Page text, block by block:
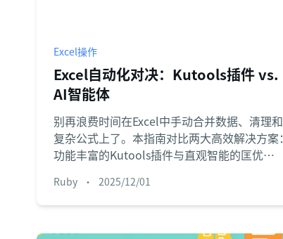
Excel操作
Excel自动化对决：Kutools插件 vs.
AI智能体
别再浪费时间在Excel中手动合并数据、清理和
复杂公式上了。本指南对比两大高效解决方案：
功能丰富的Kutools插件与直观智能的匡优
Ruby • 2025/12/01